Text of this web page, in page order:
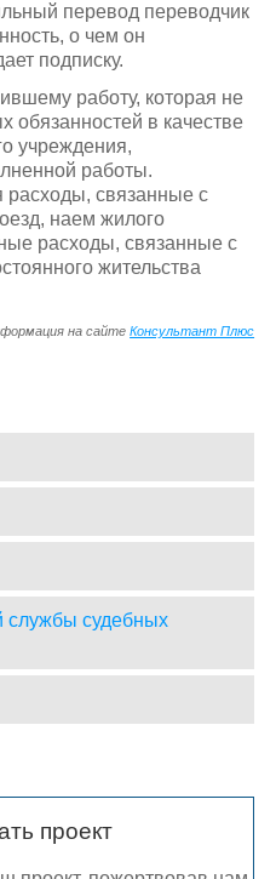
перевод переводчик
о чем он
подписку.
работу, которая не
обязанностей в качестве
учреждения,
работы.
связанные с
наем жилого
расходы, связанные с
жительства
на сайтеКонсультант Плюс
службы судебных
проект